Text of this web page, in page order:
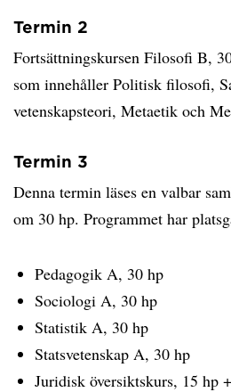
Termin 2
Fortsättningskursen Filosofi B,
som innehåller Politisk filosofi,
vetenskapsteori, Metaetik och
Termin 3
Denna termin läses en valbar
om 30 hp. Programmet har
Pedagogik A, 30 hp
Sociologi A, 30 hp
Statistik A, 30 hp
Statsvetenskap A, 30 hp
Juridisk översiktskurs, 15 hp